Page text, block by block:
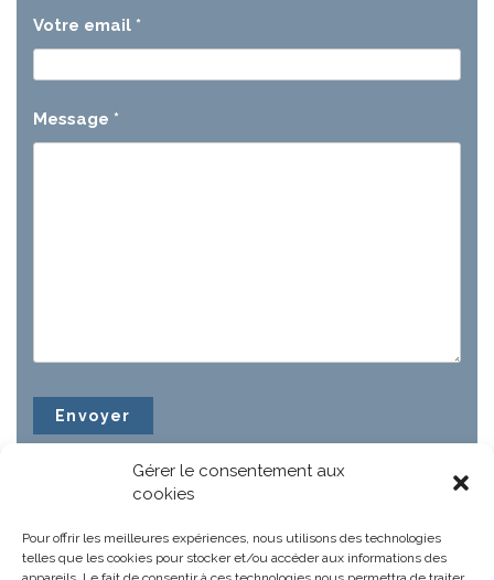
Gérer le consentement aux
cookies
Pour offrir les meilleures expériences, nous utilisons des technologies
telles que les cookies pour stocker et/ou accéder aux informations des
Votre email *
Message *